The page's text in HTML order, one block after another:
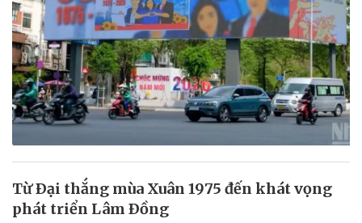
Từ Ðại thắng mùa Xuân 1975 đến khát vọng
phát triển Lâm Ðồng